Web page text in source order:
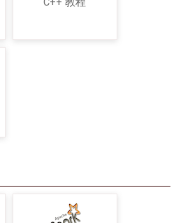
C++ 教程